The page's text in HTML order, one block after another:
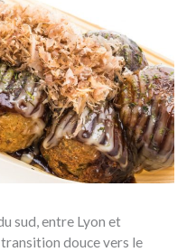
sud, entre Lyon et
douce vers le